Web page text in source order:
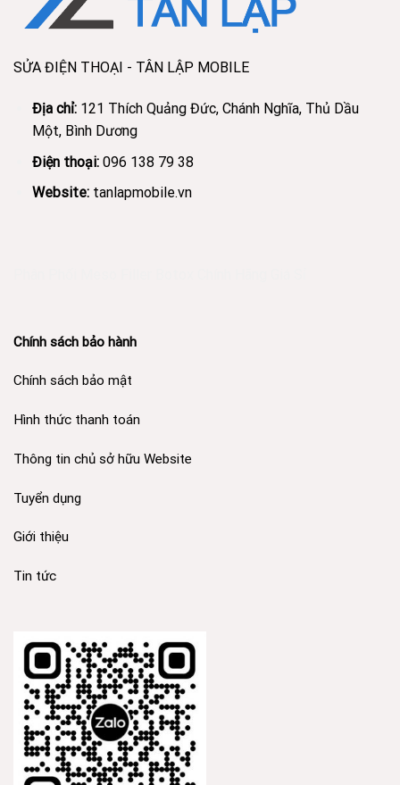
SỬA ĐIỆN THOẠI - TÂN LẬP MOBILE
Địa chỉ: 121 Thích Quảng Đức, Chánh Nghĩa, Thủ Dầu
Một, Bình Dương
Điện thoại: 096 138 79 38
Website: tanlapmobile.vn
Chính sách bảo hành
Chính sách bảo mật
Hình thức thanh toán
Thông tin chủ sở hữu Website
Tuyển dụng
Giới thiệu
Tin tức